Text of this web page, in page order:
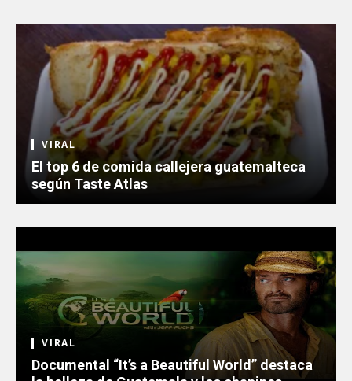
VIRAL
El top 6 de comida callejera guatemalteca
según Taste Atlas
VIRAL
Documental “It’s a Beautiful World” destaca